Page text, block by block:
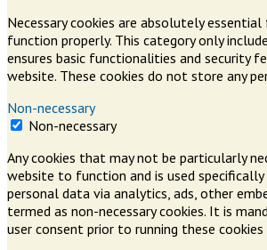
Necessary cookies are absolutely
function properly. This category only
ensures basic functionalities and security
website. These cookies do not store any
Non-necessary
Non-necessary
Any cookies that may not be particularly
website to function and is used
personal data via analytics, ads, other
termed as non-necessary cookies. It is
user consent prior to running these